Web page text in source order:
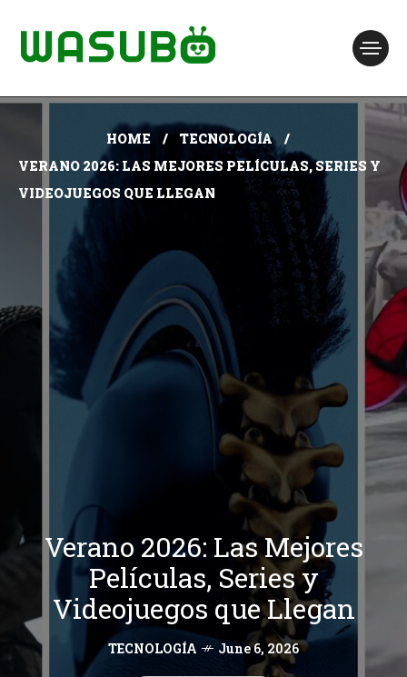
HOME
TECNOLOGÍA
VERANO 2026: LAS MEJORES PELÍCULAS, SERIES Y
VIDEOJUEGOS QUE LLEGAN
Verano 2026: Las Mejores
Películas, Series y
Videojuegos que Llegan
TECNOLOGÍA June 6, 2026